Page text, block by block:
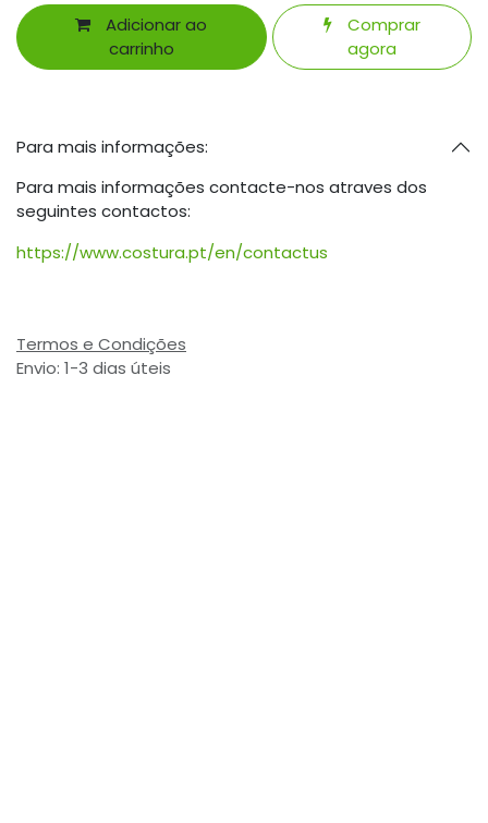
Adicionar ao
carrinho
Comprar
agora
Para mais informações:
Para mais informações contacte-nos atraves dos
seguintes contactos:
https://www.costura.pt/en/contactus
Termos e Condições
Envio: 1-3 dias úteis